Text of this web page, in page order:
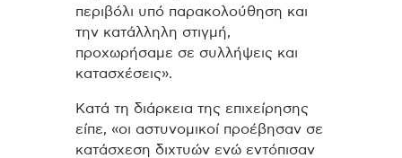
περιβόλι υπό παρακολούθηση και
την κατάλληλη στιγμή,
προχωρήσαμε σε συλλήψεις και
κατασχέσεις».
Κατά τη διάρκεια της επιχείρησης
είπε, «οι αστυνομικοί προέβησαν σε
κατάσχεση διχτυών ενώ εντόπισαν